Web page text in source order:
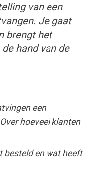
van een
Je gaat
brengt het
hand van de
een
hoeveel klanten
besteld en wat heeft